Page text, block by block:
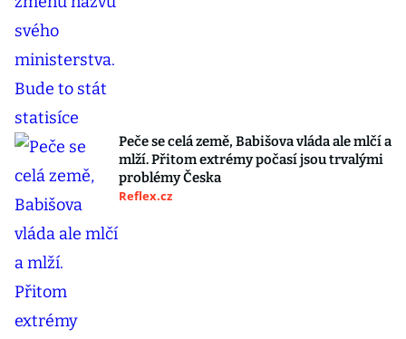
Peče se celá země, Babišova vláda ale mlčí a
mlží. Přitom extrémy počasí jsou trvalými
problémy Česka
Reflex.cz